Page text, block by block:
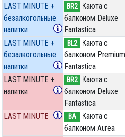
LAST MINUTE +
безалкогольные
напитки
BR2
Каюта с
балконом Deluxe
Fantastica
LAST MINUTE +
безалкогольные
напитки
BL2
Каюта с
балконом Premium
Fantastica
LAST MINUTE +
напитки
BR2
Каюта с
балконом Deluxe
Fantastica
LAST MINUTE BA
Каюта с
балконом Aurea